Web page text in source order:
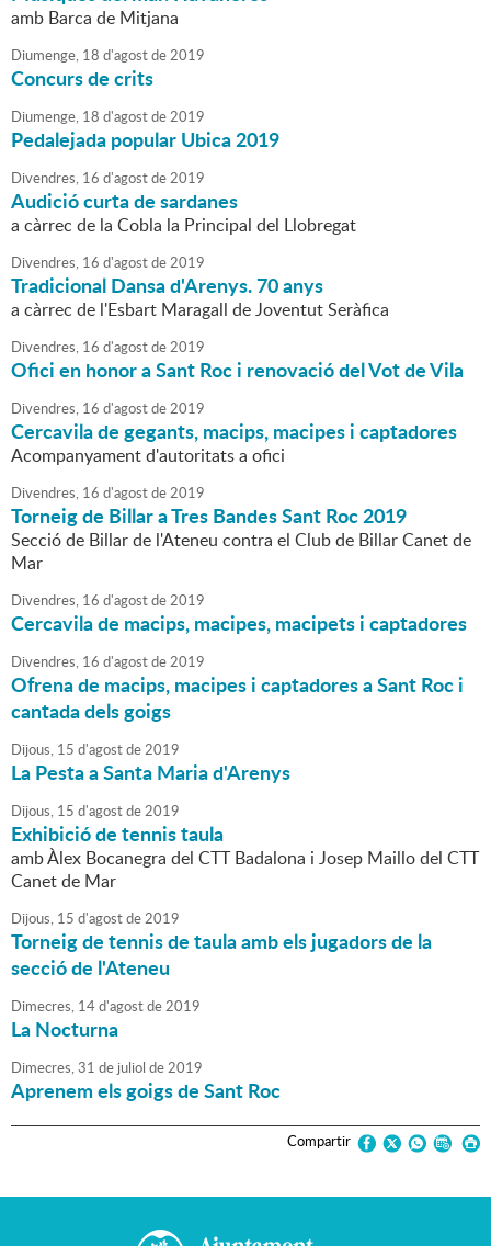
amb Barca de Mitjana
Diumenge, 18 d'agostde2019
Concurs de crits
Diumenge, 18 d'agostde2019
Pedalejada popular Ubica 2019
Divendres, 16 d'agostde2019
Audició curta de sardanes
a càrrec de la Cobla la Principal del Llobregat
Divendres, 16 d'agostde2019
Tradicional Dansa d'Arenys. 70 anys
a càrrec de l'Esbart Maragall de Joventut Seràfica
Divendres, 16 d'agostde2019
Ofici en honor a Sant Roc i renovació del Vot de Vila
Divendres, 16 d'agostde2019
Cercavila de gegants, macips, macipes i captadores
Acompanyament d'autoritats a ofici
Divendres, 16 d'agostde2019
Torneig de Billar a Tres Bandes Sant Roc 2019
Secció de Billar de l'Ateneu contra el Club de Billar Canet de
Mar
Divendres, 16 d'agostde2019
Cercavila de macips, macipes, macipets i captadores
Divendres, 16 d'agostde2019
Ofrena de macips, macipes i captadores a Sant Roc i
cantada dels goigs
Dijous, 15 d'agostde2019
La Pesta a Santa Maria d'Arenys
Dijous, 15 d'agostde2019
Exhibició de tennis taula
amb Àlex Bocanegra del CTT Badalona i Josep Maillo del CTT
Canet de Mar
Dijous, 15 d'agostde2019
Torneig de tennis de taula amb els jugadors de la
secció de l'Ateneu
Dimecres, 14d'agostde2019
La Nocturna
Dimecres,31 de juliol de2019
Aprenem els goigs de Sant Roc
Compartir